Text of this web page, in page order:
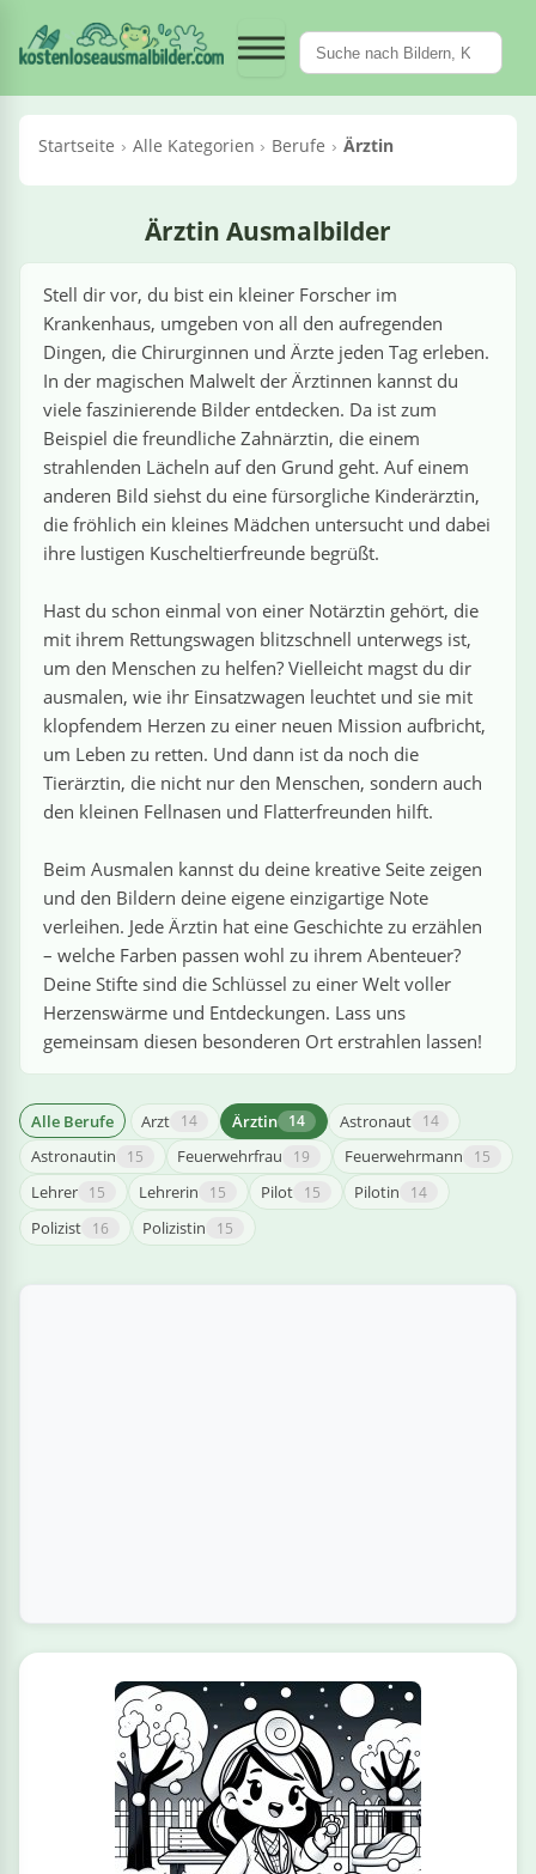
Kategorien
›
›
›
& Maschinen ›
›
/ Kräne ›
& Fantasy ›
›
Gemüse ›
& Blumen ›
›
›
BerufeDinosaurier
Dinosaurier
‹ Kategorien
Essen &
Trinken
Alle Essen & Trinken
Croissants
Fliegendes Sushi
Hotdogs
Pizza
‹ Kategorien
Fahrzeuge &
Maschinen
Alle Fahrzeuge & Maschinen
Autos
Betonmischer
Feuerwehrwagen
Flugzeuge
Hubschrauber
Kipplaster
Rennautos
Schaufelradbagger
Traktoren
Züge
Feiertage
Kategorien Krane / Kräne
Krane / Kräne
‹ Kategorien
Märchen &
Fantasy
Alle Märchen & Fantasy
Cowboys
Einhörner
Feen
Meerjungfrauen
Ninjas
Piraten
Prinzessinnen
Regenbogen
Ritter
Superhelden
Wikinger
Zauberer
Meerestiere
Meerestiere
‹ Kategorien Obst & Gemüse
Alle Obst & Gemüse
Äpfel
Gemüse
Obst
Tomaten
‹ Kategorien
Pflanzen &
Blumen
Alle Pflanzen & Blumen
Bäume
Kakteen
Orchideen
Pilze
Sonnenblumen
Sport
Tiere
Startseite Alle Kategorien Berufe Ärztin
Ärztin Ausmalbilder
Stell dir vor, du bist ein kleiner Forscher im
Krankenhaus, umgeben von all den aufregenden
Dingen, die Chirurginnen und Ärzte jeden Tag erleben.
In der magischen Malwelt der Ärztinnen kannst du
viele faszinierende Bilder entdecken. Da ist zum
Beispiel die freundliche Zahnärztin, die einem
strahlenden Lächeln auf den Grund geht. Auf einem
anderen Bild siehst du eine fürsorgliche Kinderärztin,
die fröhlich ein kleines Mädchen untersucht und dabei
ihre lustigen Kuscheltierfreunde begrüßt.
Hast du schon einmal von einer Notärztin gehört, die
mit ihrem Rettungswagen blitzschnell unterwegs ist,
um den Menschen zu helfen? Vielleicht magst du dir
ausmalen, wie ihr Einsatzwagen leuchtet und sie mit
klopfendem Herzen zu einer neuen Mission aufbricht,
um Leben zu retten. Und dann ist da noch die
Tierärztin, die nicht nur den Menschen, sondern auch
den kleinen Fellnasen und Flatterfreunden hilft.
Beim Ausmalen kannst du deine kreative Seite zeigen
und den Bildern deine eigene einzigartige Note
verleihen. Jede Ärztin hat eine Geschichte zu erzählen
– welche Farben passen wohl zu ihrem Abenteuer?
Deine Stifte sind die Schlüssel zu einer Welt voller
Herzenswärme und Entdeckungen. Lass uns
gemeinsam diesen besonderen Ort erstrahlen lassen!
Alle Berufe Arzt 14 Ärztin 14 Astronaut 14
Astronautin 15 Feuerwehrfrau 19 Feuerwehrmann 15
Lehrer 15 Lehrerin 15 Pilot 15 Pilotin 14
Polizist 16 Polizistin 15